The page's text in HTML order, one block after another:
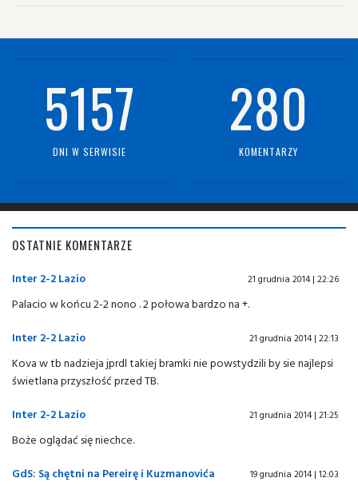
5157
DNI W SERWISIE
280
KOMENTARZY
OSTATNIE KOMENTARZE
Inter 2-2 Lazio 21 grudnia 2014 | 22:26
Palacio w końcu 2-2 nono . 2 połowa bardzo na +.
Inter 2-2 Lazio
21 grudnia 2014 | 22:13
Kova w tb nadzieja jprdl takiej bramki nie powstydzili by sie najlepsi
świetlana przyszłość przed TB.
Inter 2-2 Lazio
21 grudnia 2014 | 21:25
Boże oglądać się niechce.
GdS: Są chętni na Pereirę i Kuzmanovića
19 grudnia 2014 | 12:03